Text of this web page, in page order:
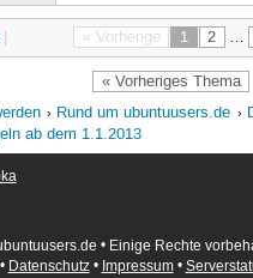
« Vorherige 1 2 …
« Vorheriges Thema
Rund um ubuntuusers.de
ab dem 1.1.2013
• Einige Rechte
Datenschutz• Impressum•